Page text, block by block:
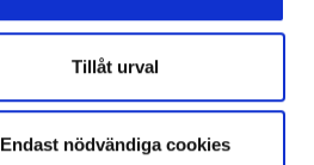
Tillåt urval
Endast nödvändiga cookies